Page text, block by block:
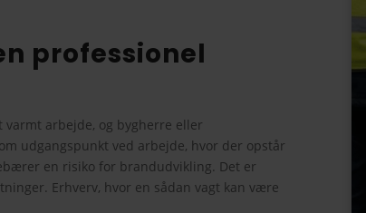
professionel
arbejde, og bygherre eller
udgangspunkt ved arbejde, hvor der opstår
en risiko for brandudvikling. Det er
Erhverv, hvor en sådan vagt kan være